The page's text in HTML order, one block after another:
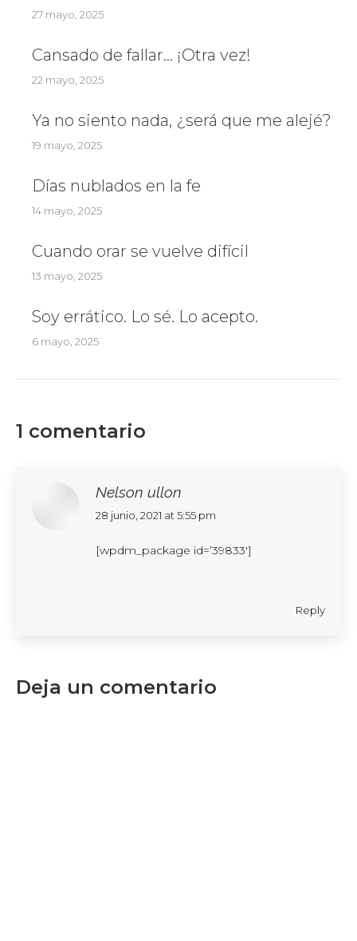
27 mayo, 2025
Cansado de fallar… ¡Otra vez!
22 mayo, 2025
Ya no siento nada, ¿será que me alejé?
19 mayo, 2025
Días nublados en la fe
14 mayo, 2025
Cuando orar se vuelve difícil
13 mayo, 2025
Soy errático. Lo sé. Lo acepto.
6 mayo, 2025
1 comentario
Nelson ullon
says:
28 junio, 2021 at 5:55 pm
[wpdm_package id=’39833′]
Reply
Deja un comentario